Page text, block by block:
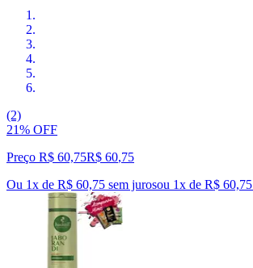
(2)
21% OFF
Preço R$ 60,75R$ 60,75
Ou 1x de R$ 60,75 sem jurosou 1x de R$ 60,75